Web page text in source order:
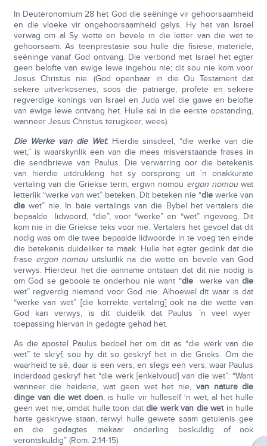
In Deuteronomium 28 het God die seëninge vir gehoorsaamheid
en die vloeke vir ongehoorsaamheid gelys. Hy het van Israel
verwag om al Sy wette en bevele in die letter van die wet te
gehoorsaam. As teenprestasie sou hulle die fisiese, materiële,
seëninge vanaf God ontvang. Die verbond met Israel het egter
geen belofte van ewige lewe ingehou nie; dit sou nie kom voor
Jesus Christus nie. (God openbaar in die Ou Testament dat
sekere uitverkosenes, soos die patriarge, profete en sekere
regverdige konings van Israel en Juda wel die gawe en belofte
van ewige lewe ontvang het. Hulle sal in die eerste opstanding,
wanneer Jesus Christus terugkeer, wees).
Die Werke van die Wet:Hierdie sinsdeel, “die werke van die
wet,” is waarskynlik een van die mees misverstaande frases in
die sendbriewe van Paulus. Die verwarring oor die betekenis
van hierdie uitdrukking het sy oorsprong uit `n onakkurate
vertaling van die Griekse term, ergwn nomou ergon nomouwat
letterlik “werke van wet” beteken. Dit beteken nie “die werke van
diewet” nie. In baie vertalings van die Bybel het vertalers die
bepaalde lidwoord, “die”, voor “werke” en “wet” ingevoeg. Dit
kom nie in die Griekse teks voor nie. Vertalers het gevoel dat dit
nodig was om die twee bepaalde lidwoorde in te voeg ten einde
die betekenis duideliker te maak. Hulle het egter gedink dat die
frase ergon nomouuitsluitlik na die wette en bevele van God
verwys. Hierdeur het die aanname ontstaan dat dit nie nodig is
om God se gebooie te onderhou nie want “die werke vandie
wet” regverdig niemand voor God nie. Alhoewel dit waar is dat
“werke van wet” [die korrekte vertaling] ook na die wette van
God kan verwys, is dit duidelik dat Paulus `n veel wyer
toepassing hiervan in gedagte gehad het.
As die apostel Paulus bedoel het om dit as “die werk van die
wet” te skryf, sou hy dit so geskryf het in die Grieks. Om die
waarheid te sê, daar is een vers, en slegs een vers, waar Paulus
inderdaad geskryf het “die werk [enkelvoud] van die wet”: “Want
wanneer die heidene, wat geen wet het nie, van nature die
dinge van die wet doen, is hulle vir hulleself ‘n wet, al het hulle
geen wet nie; omdat hulle toon datdie werk van die wetin hulle
harte geskrywe staan, terwyl hulle gewete saam getuienis gee
en die gedagtes mekaar onderling beskuldig of ook
verontskuldig” (Rom. 2:14-15).